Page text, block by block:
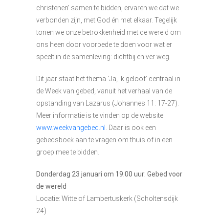
christenen’ samen te bidden, ervaren we dat we
verbonden zijn, met God én met elkaar. Tegelijk
tonen we onze betrokkenheid met de wereld om
ons heen door voorbede te doen voor wat er
speelt in de samenleving: dichtbij en ver weg.
Dit jaar staat het thema ‘Ja, ik geloof’ centraal in
de Week van gebed, vanuit het verhaal van de
opstanding van Lazarus (Johannes 11: 17-27).
Meer informatie is te vinden op de website:
www.weekvangebed.nl
. Daar is ook een
gebedsboek aan te vragen om thuis of in een
groep mee te bidden.
Donderdag 23 januari om 19.00 uur: Gebed voor
de wereld
Locatie: Witte of Lambertuskerk (Scholtensdijk
24)